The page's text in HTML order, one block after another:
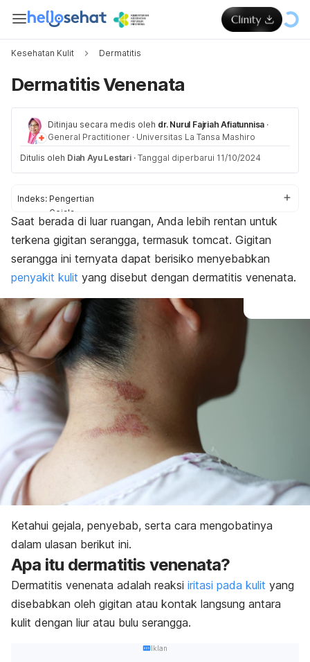
Kesehatan Kulit Dermatitis
Dermatitis Venenata
Ditinjau secara medis oleh dr. Nurul Fajriah Afiatunnisa ·
General Practitioner · Universitas La Tansa Mashiro
Ditulis oleh Diah Ayu Lestari · Tanggal diperbarui 11/10/2024
Indeks: Pengertian
Gejala
Penyebab
Diagnosis
Pengobatan
Pencegahan
Saat berada di luar ruangan, Anda lebih rentan untuk
terkena gigitan serangga, termasuk tomcat. Gigitan
serangga ini ternyata dapat berisiko menyebabkan
penyakit kulit yang disebut dengan dermatitis venenata.
Ketahui gejala, penyebab, serta cara mengobatinya
dalam ulasan berikut ini.
Apa itu dermatitis venenata?
Dermatitis venenata adalah reaksi iritasi pada kulit yang
disebabkan oleh gigitan atau kontak langsung antara
kulit dengan liur atau bulu serangga.
Iklan